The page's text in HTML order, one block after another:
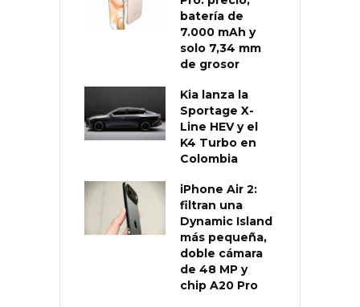
batería de
7.000 mAh y
solo 7,34 mm
de grosor
Kia lanza la
Sportage X-
Line HEV y el
K4 Turbo en
Colombia
iPhone Air 2:
filtran una
Dynamic Island
más pequeña,
doble cámara
de 48 MP y
chip A20 Pro